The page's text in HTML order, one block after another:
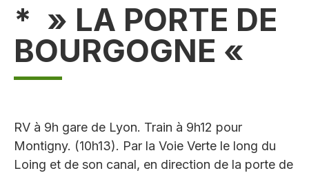
* » LA PORTE DE
BOURGOGNE «
RV à 9h gare de Lyon. Train à 9h12 pour
Montigny. (10h13). Par la Voie Verte le long du
Loing et de son canal, en direction de la porte de